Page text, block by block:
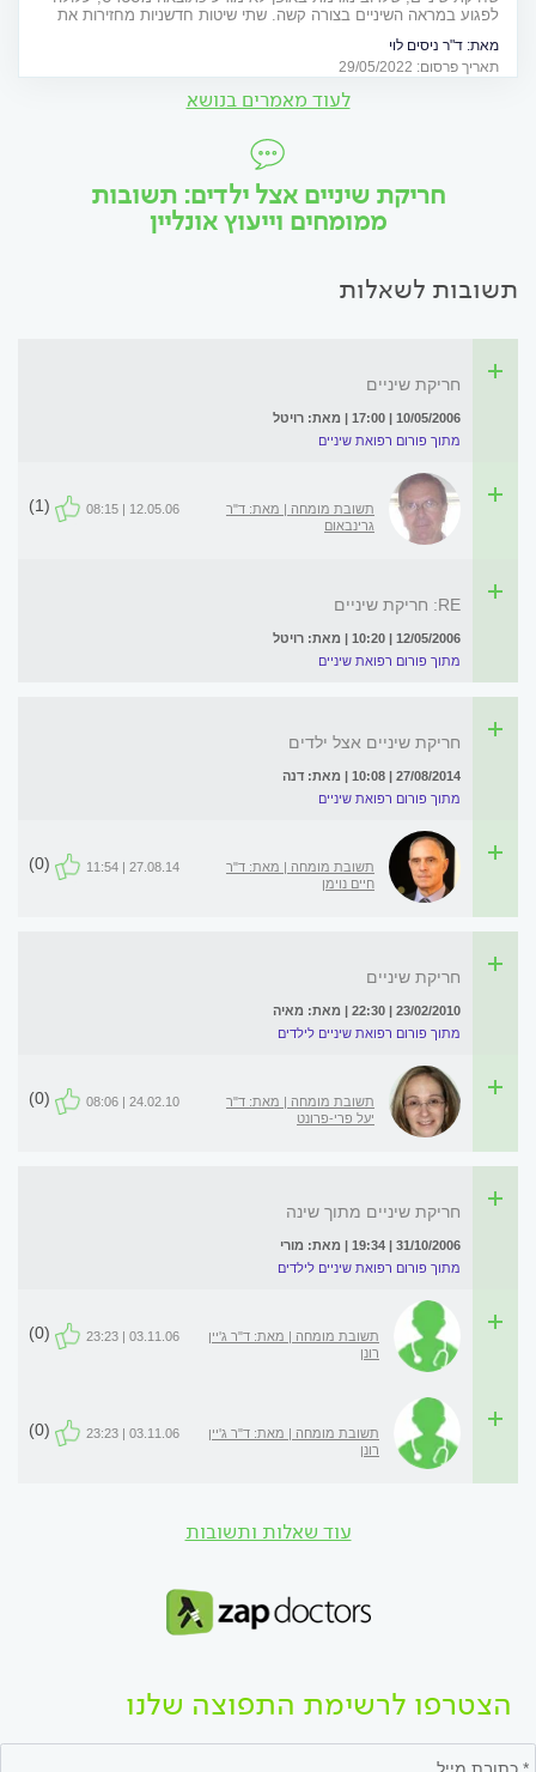
לפגוע במראה השיניים בצורה קשה. שתי שיטות חדשניות מחזירות את
מאת: ד"ר ניסים לוי
תאריך פרסום: 29/05/2022
לעוד מאמרים בנושא
חריקת שיניים אצל ילדים: תשובות
ממומחים וייעוץ אונליין
תשובות לשאלות
חריקת שיניים
10/05/2006 | 17:00 | מאת: רויטל
מתוך פורום רפואת שיניים
תשובת מומחה | מאת: ד"ר
גרינבאום
12.05.06 | 08:15
(1)
RE: חריקת שיניים
12/05/2006 | 10:20 | מאת: רויטל
מתוך פורום רפואת שיניים
חריקת שיניים אצל ילדים
27/08/2014 | 10:08 | מאת: דנה
מתוך פורום רפואת שיניים
תשובת מומחה | מאת: ד"ר
חיים נוימן
27.08.14 | 11:54
(0)
חריקת שיניים
23/02/2010 | 22:30 | מאת: מאיה
מתוך פורום רפואת שיניים לילדים
תשובת מומחה | מאת: ד"ר
יעל פרי-פרונט
24.02.10 | 08:06
(0)
חריקת שיניים מתוך שינה
31/10/2006 | 19:34 | מאת: מורי
מתוך פורום רפואת שיניים לילדים
תשובת מומחה | מאת: ד"ר ג'יין
רונן
03.11.06 | 23:23
(0)
תשובת מומחה | מאת: ד"ר ג'יין
רונן
03.11.06 | 23:23
(0)
עוד שאלות ותשובות
הצטרפו לרשימת התפוצה שלנו